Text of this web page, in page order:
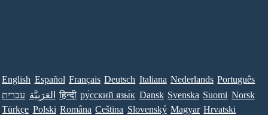
English Español Français Deutsch Italiana Nederlands Português
עברית العَرَبِيَّة हिन्दी ру́сский язы́к Dansk Svenska Suomi Norsk
Türkçe Polski Româna Ceština Slovenský Magyar Hrvatski